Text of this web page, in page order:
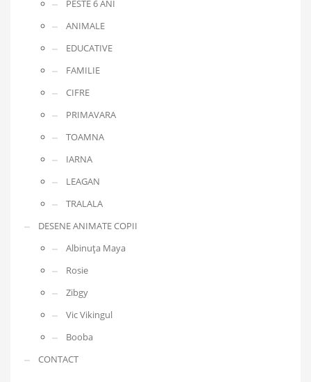
PESTE 6 ANI
ANIMALE
EDUCATIVE
FAMILIE
CIFRE
PRIMAVARA
TOAMNA
IARNA
LEAGAN
TRALALA
DESENE ANIMATE COPII
Albinuța Maya
Rosie
Zibgy
Vic Vikingul
Booba
CONTACT